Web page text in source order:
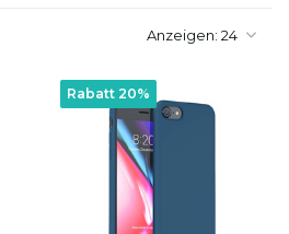
Anzeigen:
Rabatt 20%